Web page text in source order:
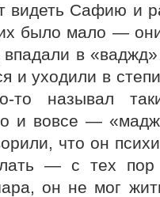
видеть Сафию и
было мало —
впадали в
и уходили в
то называл
и вовсе —
что он
— с тех пор
он не мог